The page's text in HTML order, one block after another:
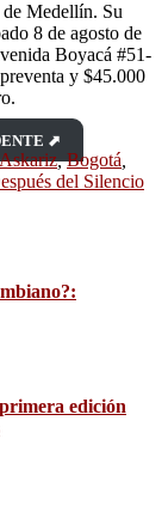
Medellín. Su
8 de agosto de
Boyacá #51-
y $45.000
⬈
Askariz,Bogotá,
del Silencio
edición